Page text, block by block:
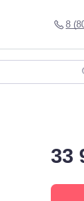
8
33